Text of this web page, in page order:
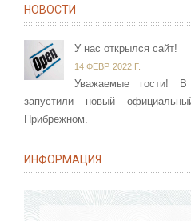
НОВОСТИ
У нас открылся сайт!
14 ФЕВР. 2022 Г.
Уважаемые гости!
запустили новый
Прибрежном.
ИНФОРМАЦИЯ